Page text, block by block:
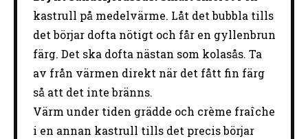
kastrull på medelvärme. Låt det bubbla tills
det börjar dofta nötigt och får en gyllenbrun
färg. Det ska dofta nästan som kolasås. Ta
av från värmen direkt när det fått fin färg
så att det inte bränns.
Värm under tiden grädde och crème fraîche
i en annan kastrull tills det precis börjar